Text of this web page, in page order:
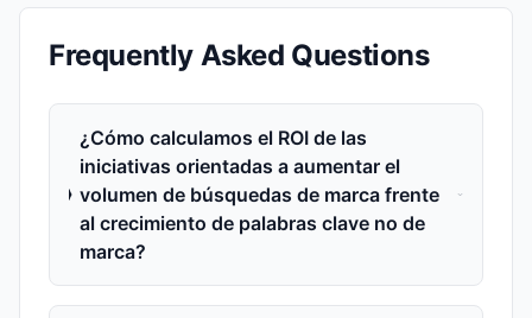
Frequently Asked Questions
¿Cómo calculamos el ROI de las
iniciativas orientadas a aumentar el
volumen de búsquedas de marca frente
al crecimiento de palabras clave no de
marca?